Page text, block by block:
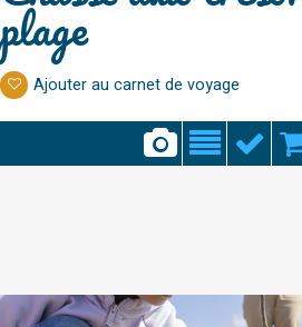
plage
Ajouter au carnet de voyage